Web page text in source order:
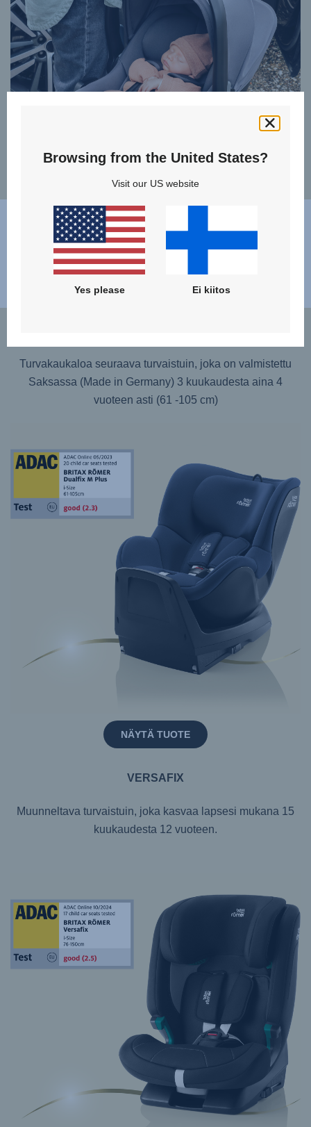
TAAPERO
Palkitut selkä menosuuntaan suunnatut ja muunneltavat
istuimet kasvavalle lapsellesi
Turvakaukaloa seuraava turvaistuin, joka on valmistettu
Saksassa (Made in Germany) 3 kuukaudesta aina 4
vuoteen asti (61 -105 cm)
NÄYTÄ TUOTE
VERSAFIX
Muunneltava turvaistuin, joka kasvaa lapsesi mukana 15
kuukaudesta 12 vuoteen.
Browsing from the United States?
Visit our US website
Yes please Ei kiitos